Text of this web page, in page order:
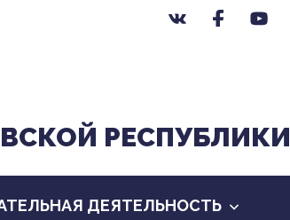
РЕСПУБЛИКИ
ДЕЯТЕЛЬНОСТЬ